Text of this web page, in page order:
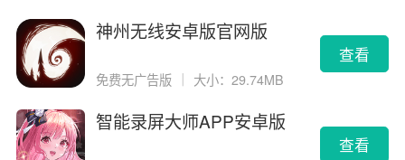
神州无线安卓版官网版
免费无广告版 大小：29.74MB
查看
智能录屏大师APP安卓版
查看